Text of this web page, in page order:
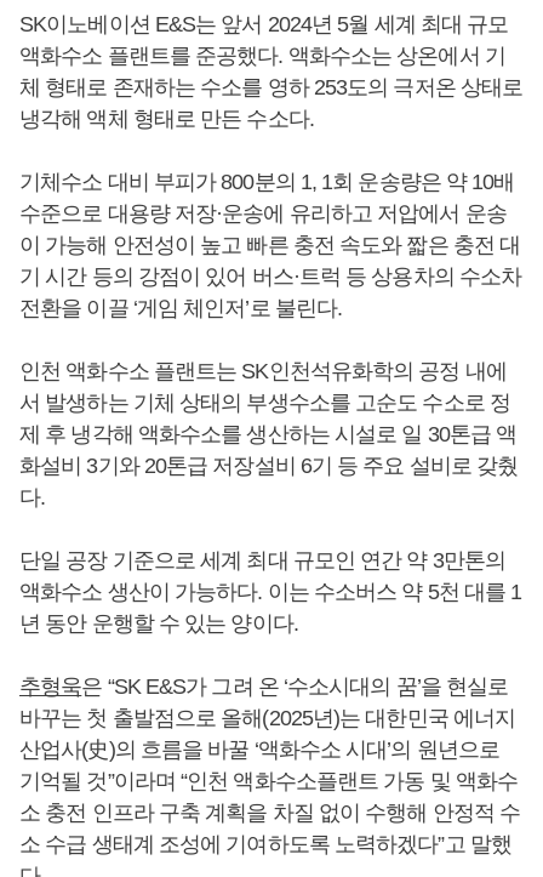
SK이노베이션 E&S는 앞서 2024년 5월 세계 최대 규모
액화수소 플랜트를 준공했다. 액화수소는 상온에서 기
체 형태로 존재하는 수소를 영하 253도의 극저온 상태로
냉각해 액체 형태로 만든 수소다.
기체수소 대비 부피가 800분의 1, 1회 운송량은 약 10배
수준으로 대용량 저장·운송에 유리하고 저압에서 운송
이 가능해 안전성이 높고 빠른 충전 속도와 짧은 충전 대
기 시간 등의 강점이 있어 버스·트럭 등 상용차의 수소차
전환을 이끌 ‘게임 체인저’로 불린다.
인천 액화수소 플랜트는 SK인천석유화학의 공정 내에
서 발생하는 기체 상태의 부생수소를 고순도 수소로 정
제 후 냉각해 액화수소를 생산하는 시설로 일 30톤급 액
화설비 3기와 20톤급 저장설비 6기 등 주요 설비로 갖췄
다.
단일 공장 기준으로 세계 최대 규모인 연간 약 3만톤의
액화수소 생산이 가능하다. 이는 수소버스 약 5천 대를 1
년 동안 운행할 수 있는 양이다.
추형욱은 “SK E&S가 그려 온 ‘수소시대의 꿈’을 현실로
바꾸는 첫 출발점으로 올해(2025년)는 대한민국 에너지
산업사(史)의 흐름을 바꿀 ‘액화수소 시대’의 원년으로
기억될 것”이라며 “인천 액화수소플랜트 가동 및 액화수
소 충전 인프라 구축 계획을 차질 없이 수행해 안정적 수
소 수급 생태계 조성에 기여하도록 노력하겠다”고 말했